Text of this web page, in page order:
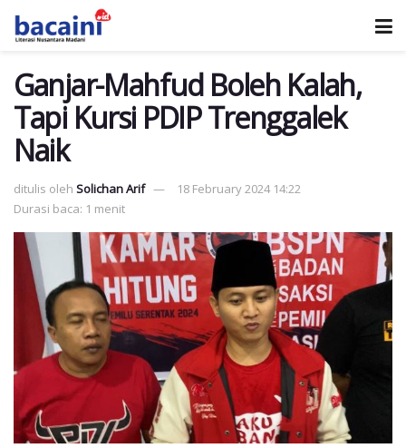
Ganjar-Mahfud Boleh Kalah,
Tapi Kursi PDIP Trenggalek
Naik
ditulis oleh Solichan Arif
18 February 2024 14:22
Durasi baca: 1 menit